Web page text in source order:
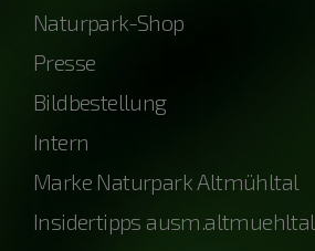
Naturpark-Shop
Presse
Bildbestellung
Intern
Marke Naturpark Altmühltal
Insidertipps ausm.altmuehltal